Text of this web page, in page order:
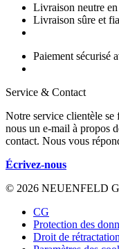
Livraison neutre
Livraison sûre et
Paiement sécurisé
Service & Contact
Notre service clientèle
nous un e-mail à propos
contact. Nous vous
Écrivez-nous
© 2026 NEUENFELD
CG
Protection des
Droit de rétractation